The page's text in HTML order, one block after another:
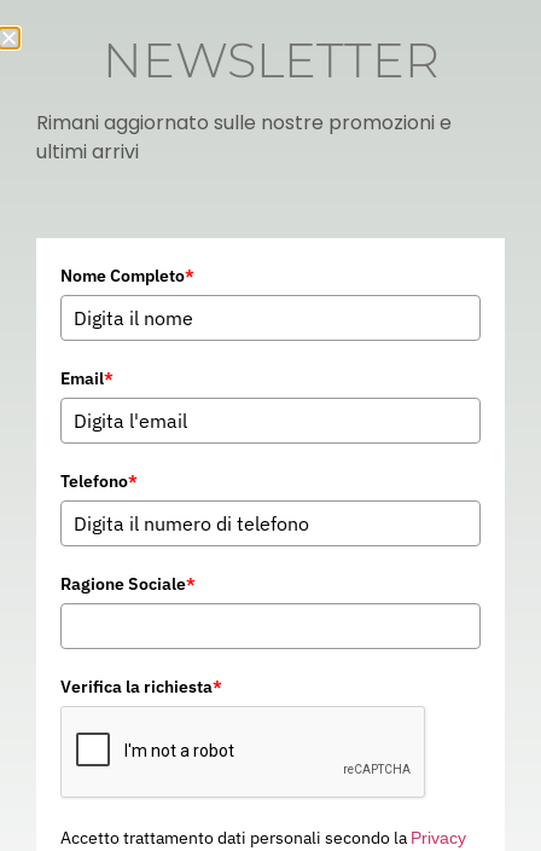
NEWSLETTER
Rimani aggiornato sulle nostre promozioni e
ultimi arrivi
Nome Completo*
Email*
Telefono*
Ragione Sociale*
Verifica la richiesta*
Accetto trattamento dati personali secondo la Privacy